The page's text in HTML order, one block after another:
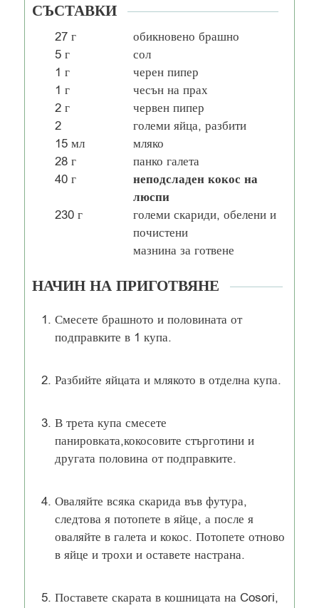
СЪСТАВКИ
27 г
обикновено брашно
5 г
сол
1 г
черен пипер
1 г
чесън на прах
2 г
червен пипер
2
големи яйца, разбити
15 мл
мляко
28 г
панко галета
40 г
неподсладен кокос на
люспи
230 г
големи скариди, обелени и
почистени
мазнина за готвене
НАЧИН НА ПРИГОТВЯНЕ
Смесете брашното и половината от
подправките в 1 купа.
Разбийте яйцата и млякото в отделна купа.
В трета купа смесете
панировката,кокосовите стърготини и
другата половина от подправките.
Оваляйте всяка скарида във футура,
следтова я потопете в яйце, а после я
оваляйте в галета и кокос. Потопете отново
в яйце и трохи и оставете настрана.
Поставете скарата в кошницата на Cosori,